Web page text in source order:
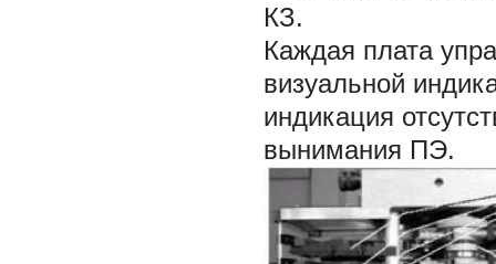
КЗ.
Каждая плата
визуальной
индикация
вынимания ПЭ.